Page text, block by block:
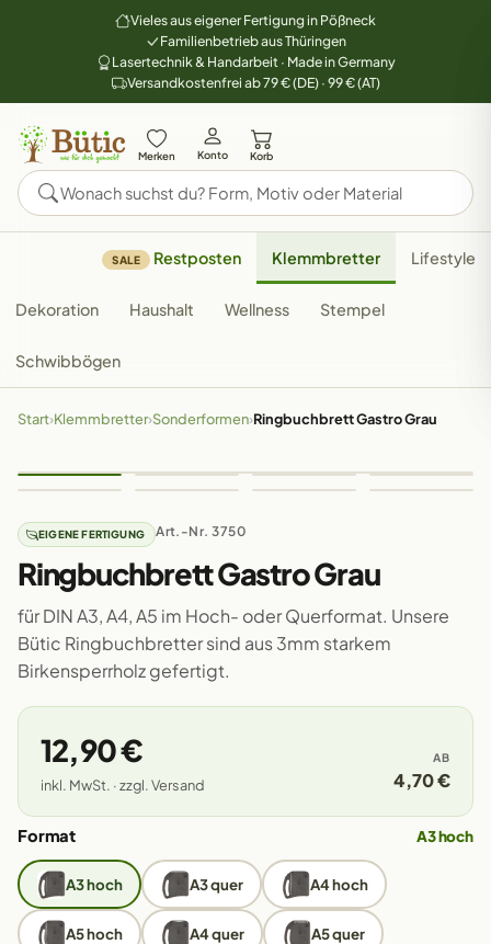
Vieles aus eigener Fertigung in Pößneck
Familienbetrieb aus Thüringen
Lasertechnik & Handarbeit · Made in Germany
Versandkostenfrei ab 79 € (DE) · 99 € (AT)
Merken Konto Korb
SALE Restposten Klemmbretter Lifestyle
Dekoration Haushalt Wellness Stempel
Schwibbögen
Start›Klemmbretter›Sonderformen›Ringbuchbrett Gastro Grau
EIGENE FERTIGUNG Art.-Nr. 3750
Ringbuchbrett Gastro Grau
für DIN A3, A4, A5 im Hoch- oder Querformat. Unsere
Bütic Ringbuchbretter sind aus 3mm starkem
Birkensperrholz gefertigt.
12,90 €
inkl. MwSt. · zzgl. Versand
AB
4,70 €
Format A3 hoch
A3 hoch A3 quer A4 hoch
A5 hoch A4 quer A5 quer